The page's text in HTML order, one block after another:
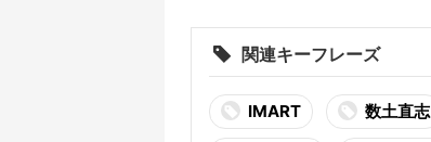
関連キーフレーズ
IMART 数土直志